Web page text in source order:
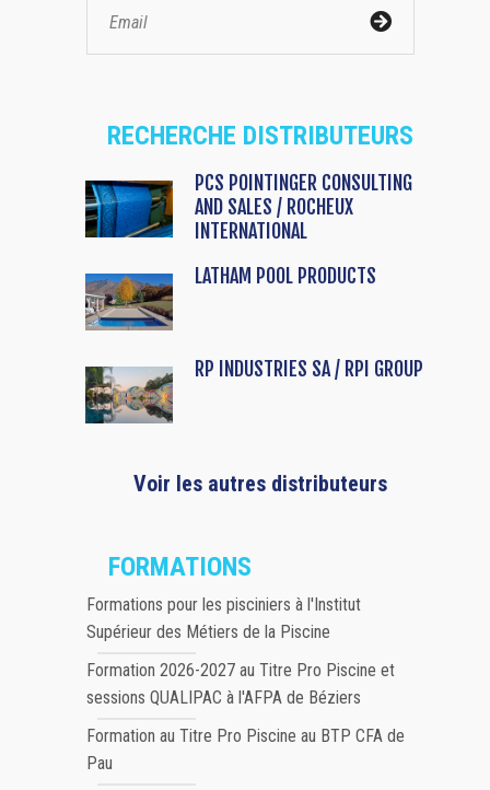
RECHERCHE DISTRIBUTEURS
PCS POINTINGER CONSULTING
AND SALES / ROCHEUX
INTERNATIONAL
LATHAM POOL PRODUCTS
RP INDUSTRIES SA / RPI GROUP
Voir les autres distributeurs
FORMATIONS
Formations pour les pisciniers à l'Institut
Supérieur des Métiers de la Piscine
Formation 2026-2027 au Titre Pro Piscine et
sessions QUALIPAC à l'AFPA de Béziers
Formation au Titre Pro Piscine au BTP CFA de
Pau